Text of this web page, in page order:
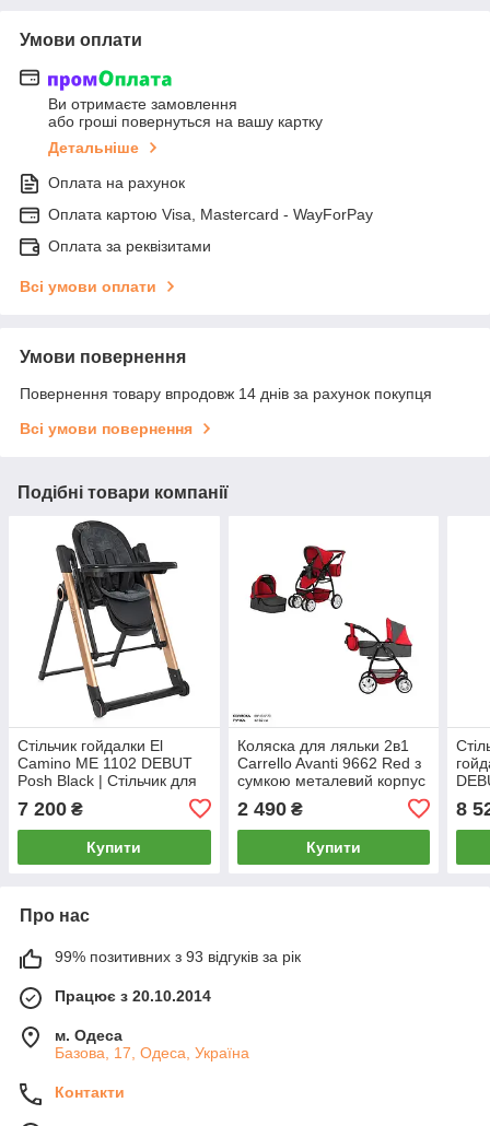
Умови оплати
Ви отримаєте замовлення
або гроші повернуться на вашу картку
Детальніше
Оплата на рахунок
Оплата картою Visa, Mastercard - WayForPay
Оплата за реквізитами
Всі умови оплати
Умови повернення
Повернення товару впродовж 14 днів за рахунок покупця
Всі умови повернення
Подібні товари компанії
Стільчик гойдалки El
Camino ME 1102 DEBUT
Posh Black | Стільчик для
чорний
7 200 ₴
Купити
Коляска для ляльки 2в1
Carrello Avanti 9662 Red з
сумкою металевий корпус
2 490₴
Купити
8
Про нас
99% позитивних з 93 відгуків за рік
Працює з 20.10.2014
м. Одеса
Базова, 17, Одеса, Україна
Контакти